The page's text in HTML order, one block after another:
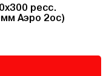
ресс.
Аэро 2ос)